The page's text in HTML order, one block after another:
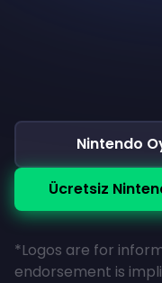
Nintendo
Ücretsiz
*Logos are for
endorsement is